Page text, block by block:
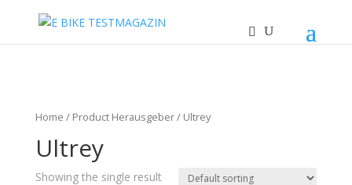
Home / Product Herausgeber / Ultrey
Ultrey
Showing the single result